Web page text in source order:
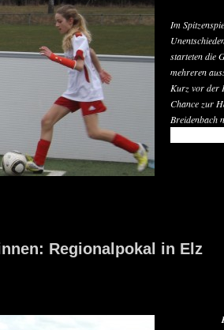
Im
starteten die
mehreren
Kurz vor der
Chance zur
Breidenbach
Regionalpokal in Elz